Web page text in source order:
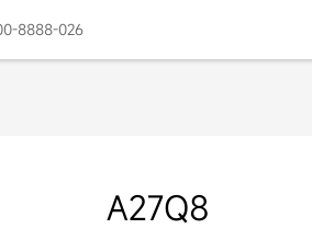
8888-026
A27Q8